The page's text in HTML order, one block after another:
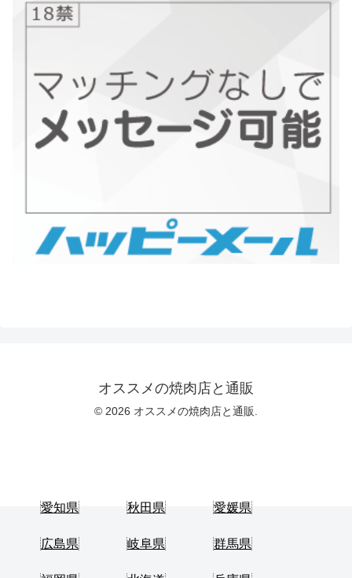
オススメの焼肉店と通販
© 2026 オススメの焼肉店と通販.
愛知県 秋田県 愛媛県
広島県 岐阜県 群馬県